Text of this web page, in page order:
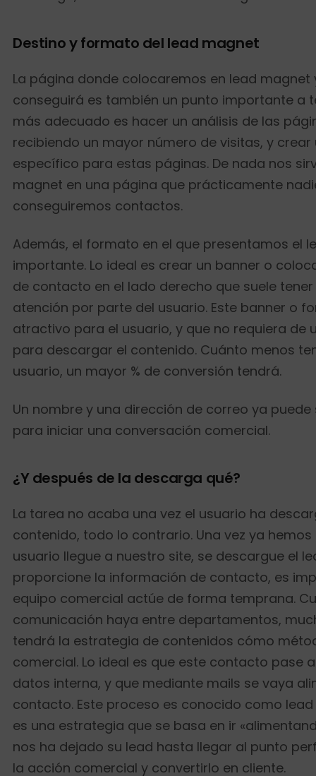
Destino y formato del lead magnet
La página donde colocaremos en lead magnet
conseguirá es también un punto importante a
más adecuado es hacer un análisis de las
recibiendo un mayor número de visitas, y
específico para estas páginas. De nada nos
magnet en una página que prácticamente
conseguiremos contactos.
Además, el formato en el que presentamos el
importante. Lo ideal es crear un banner o
de contacto en el lado derecho que suele
atención por parte del usuario. Este banner o
atractivo para el usuario, y que no requiera de
para descargar el contenido. Cuánto menos
usuario, un mayor % de conversión tendrá.
Un nombre y una dirección de correo ya
para iniciar una conversación comercial.
¿Y después de la descarga qué?
La tarea no acaba una vez el usuario ha
contenido, todo lo contrario. Una vez ya
usuario llegue a nuestro site, se descargue el
proporcione la información de contacto, es
equipo comercial actúe de forma temprana.
comunicación haya entre departamentos,
tendrá la estrategia de contenidos cómo
comercial. Lo ideal es que este contacto pase
datos interna, y que mediante mails se vaya
contacto. Este proceso es conocido como
es una estrategia que se basa en ir
nos ha dejado su lead hasta llegar al punto
la acción comercial y convertirlo en cliente.